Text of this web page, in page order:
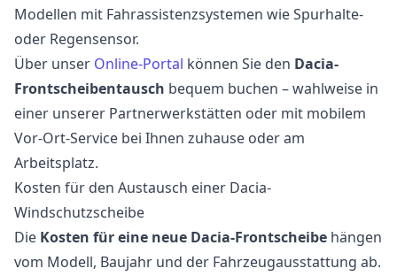
Modellen mit Fahrassistenzsystemen wie Spurhalte-
oder Regensensor.
Über unser Online-Portal können Sie den Dacia-
Frontscheibentausch bequem buchen – wahlweise in
einer unserer Partnerwerkstätten oder mit mobilem
Vor-Ort-Service bei Ihnen zuhause oder am
Arbeitsplatz.
Kosten für den Austausch einer Dacia-
Windschutzscheibe
Die Kosten für eine neue Dacia-Frontscheibe hängen
vom Modell, Baujahr und der Fahrzeugausstattung ab.